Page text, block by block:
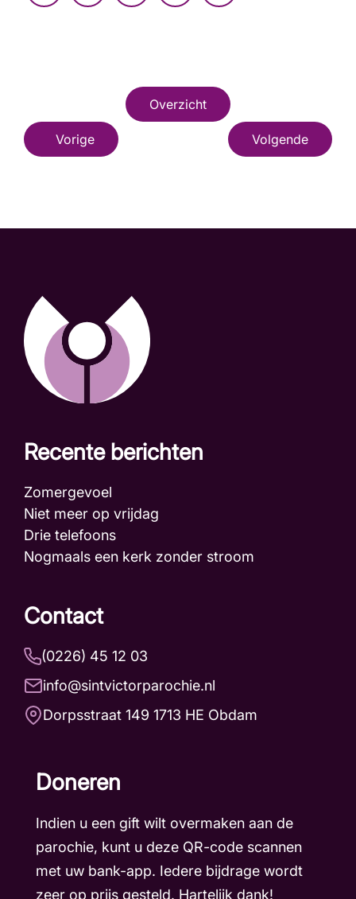
Overzicht
Vorige Volgende
Recente berichten
Zomergevoel
Niet meer op vrijdag
Drie telefoons
Nogmaals een kerk zonder stroom
Contact
(0226) 45 12 03
info@sintvictorparochie.nl
Dorpsstraat 149 1713 HE Obdam
Doneren
Indien u een gift wilt overmaken aan de
parochie, kunt u deze QR-code scannen
met uw bank-app. Iedere bijdrage wordt
zeer op prijs gesteld. Hartelijk dank!